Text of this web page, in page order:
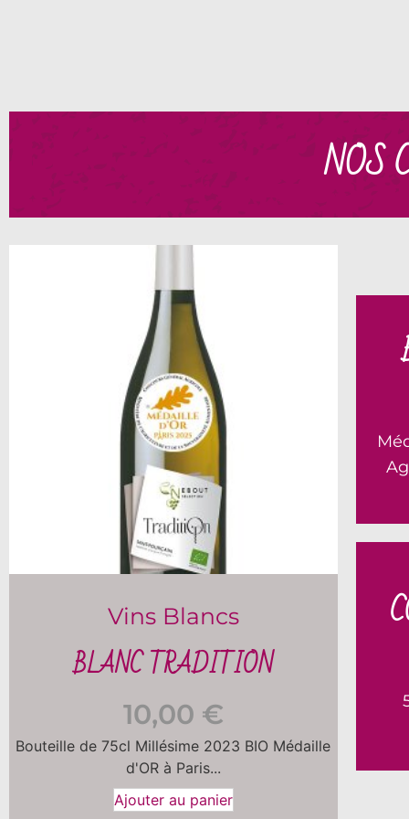
NOS
Vins Blancs
BLANC TRADITION
10,00 €
Bouteille de 75cl Millésime 2023 BIO Médaille
d'OR à Paris...
Ajouter au panier